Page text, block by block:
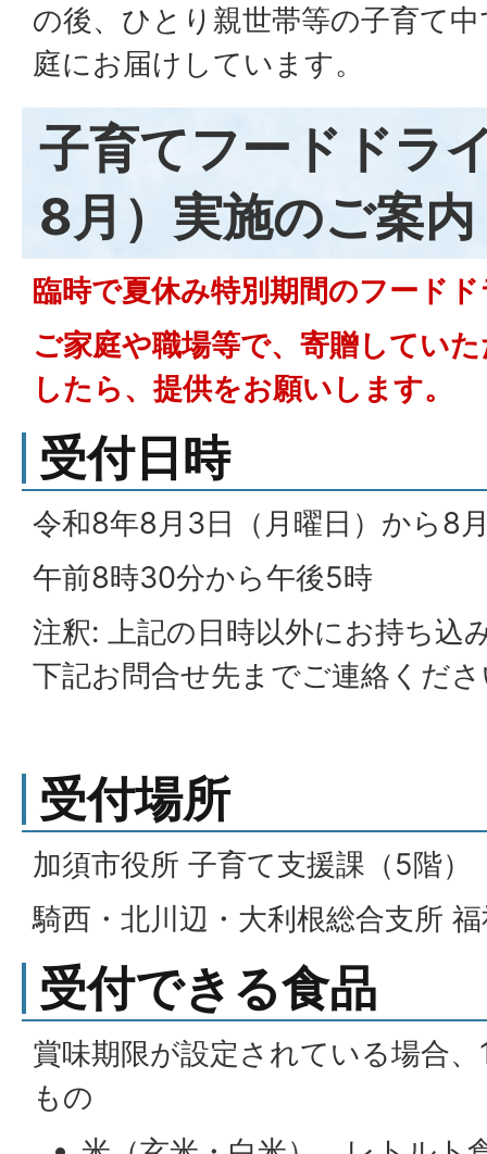
の後、ひとり親世帯等の子育て
庭にお届けしています。
子育てフードドラ
8月）実施のご案内
臨時で夏休み特別期間のフード
ご家庭や職場等で、寄贈してい
したら、提供をお願いします。
受付日時
令和8年8月3日（月曜日）から8
午前8時30分から午後5時
注釈: 上記の日時以外にお持ち込
下記お問合せ先までご連絡くだ
受付場所
加須市役所 子育て支援課（5階）
騎西・北川辺・大利根総合支所
受付できる食品
賞味期限が設定されている場合
もの